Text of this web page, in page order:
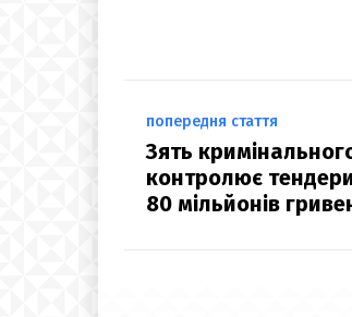
попередня стаття
Зять
контролює
80 мільйонів